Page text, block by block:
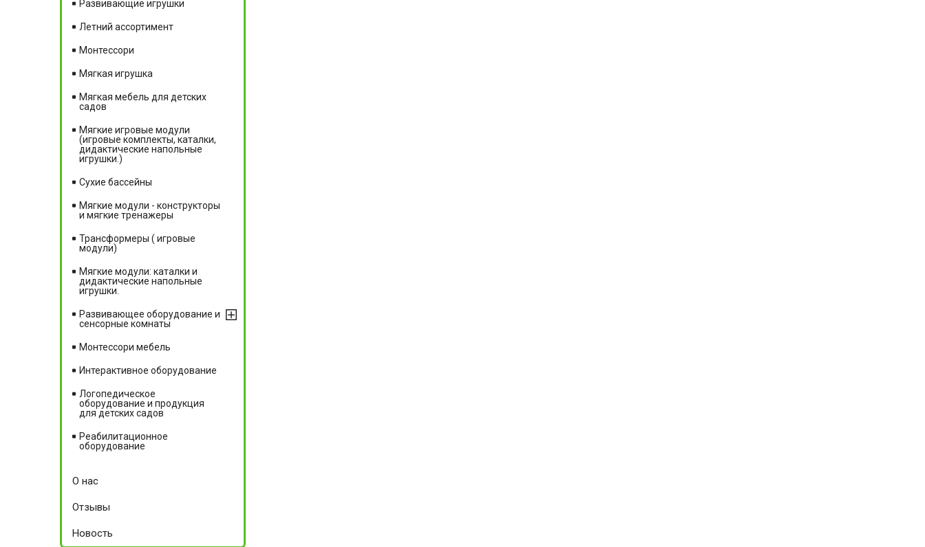
Развивающие игрушки
Летний ассортимент
Монтессори
Мягкая игрушка
Мягкая мебель для детских
садов
Мягкие игровые модули
(игровые комплекты, каталки,
дидактические напольные
игрушки.)
Сухие бассейны
Мягкие модули - конструкторы
и мягкие тренажеры
Трансформеры ( игровые
модули)
Мягкие модули: каталки и
дидактические напольные
игрушки.
Развивающее оборудование и
сенсорные комнаты
Монтессори мебель
Интерактивное оборудование
Логопедическое
оборудование и продукция
для детских садов
Реабилитационное
оборудование
О нас
Отзывы
Новость